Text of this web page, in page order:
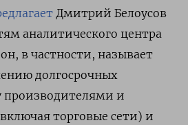
Дмитрий Белоусов
аналитического центра
в частности, называет
долгосрочных
и
торговые сети) и